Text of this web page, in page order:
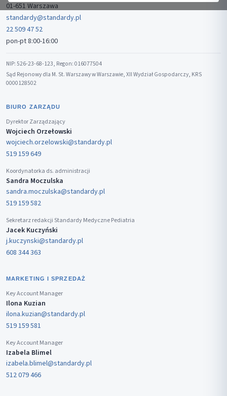
01-651 Warszawa
standardy@standardy.pl
22 509 47 52
pon-pt 8:00-16:00
NIP: 526-23-68-123, Regon: 016077504
Sąd Rejonowy dla M. St. Warszawy w Warszawie, XII Wydział Gospodarczy, KRS
0000128502
BIURO ZARZĄDU
Dyrektor Zarządzający
Wojciech Orzełowski
wojciech.orzelowski@standardy.pl
519 159 649
Koordynatorka ds. administracji
Sandra Moczulska
sandra.moczulska@standardy.pl
519 159 582
Sekretarz redakcji Standardy Medyczne Pediatria
Jacek Kuczyński
j.kuczynski@standardy.pl
608 344 363
MARKETING I SPRZEDAŻ
Key Account Manager
Ilona Kuzian
ilona.kuzian@standardy.pl
519 159 581
Key Account Manager
Izabela Blimel
izabela.blimel@standardy.pl
512 079 466